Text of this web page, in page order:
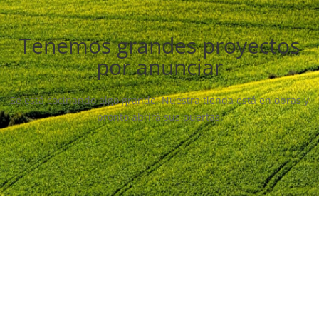
Tenemos grandes proyectos
por anunciar
Se está cocinando algo grande. Nuestra tienda está en obras y
pronto abrirá sus puertas.